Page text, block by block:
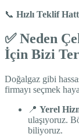
📞 Hızlı Teklif
✅ Neden
İçin Bizi
Doğalgaz gibi
firmayı seçmek
📍 Yerel
ulaşıyoruz.
biliyoruz.